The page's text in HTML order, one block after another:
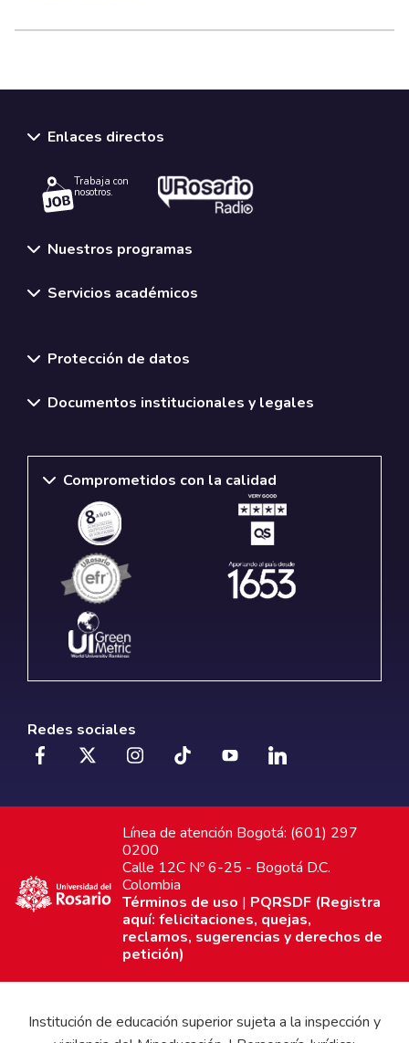
Enlaces directos
Trabaja con
nosotros.
Nuestros programas
Servicios académicos
Protección de datos
Documentos institucionales y legales
Comprometidos con la calidad
Redes sociales
Línea de atención Bogotá: (601) 297
0200
Calle 12C Nº 6-25 - Bogotá D.C.
Colombia
Términos de uso | PQRSDF (Registra
aquí: felicitaciones, quejas,
reclamos, sugerencias y derechos de
petición)
Institución de educación superior sujeta a la inspección y